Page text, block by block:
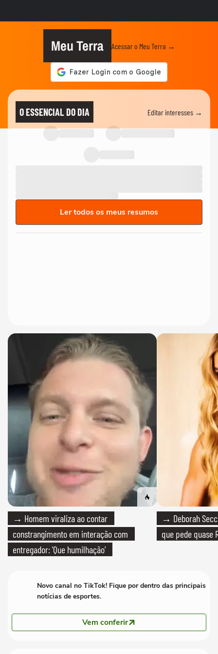
Meu Terra Acessar o Meu Terra →
O ESSENCIAL DO DIA Editar interesses →
Ler todos os meus resumos
→ Homem viraliza ao contar
constrangimento em interação com
entregador: 'Que humilhação'
→ Deborah
que pede quase
Novo canal no TikTok! Fique por dentro das principais
notícias de esportes.
Vem conferir